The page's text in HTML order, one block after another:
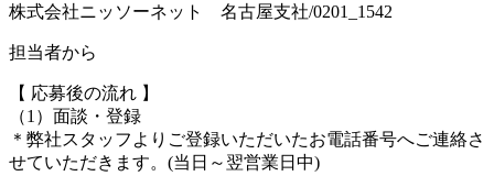
株式会社ニッソーネット 名古屋支社/0201_1542
担当者から
【 応募後の流れ 】
（1）面談・登録
＊弊社スタッフよりご登録いただいたお電話番号へご連絡さ
せていただきます。(当日～翌営業日中)